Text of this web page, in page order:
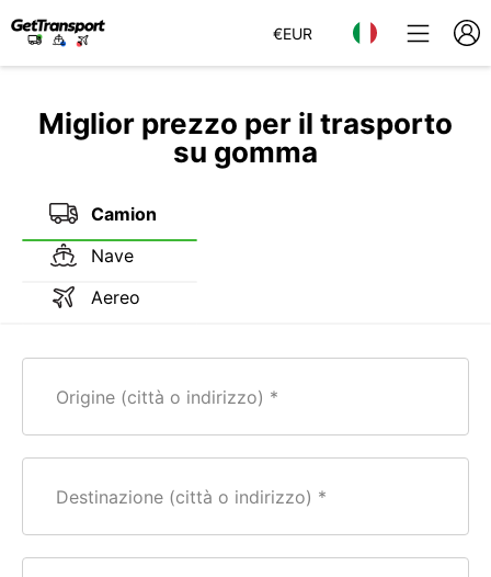
€EUR
Miglior prezzo per il trasporto
su gomma
Camion
Nave
Aereo
Origine (città o indirizzo)
Destinazione (città o indirizzo)